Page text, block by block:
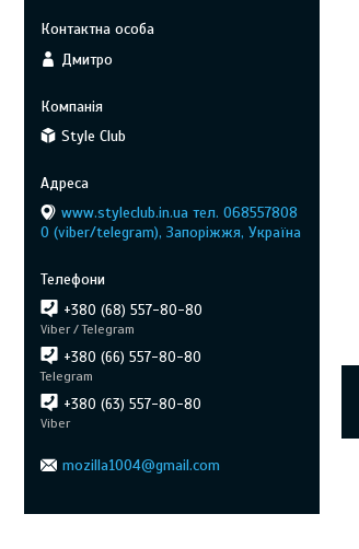
Дмитро
Style Club
www.styleclub.in.ua тел. 068557808
0 (viber/telegram), Запоріжжя, Україна
+380 (68) 557-80-80
Viber / Telegram
+380 (66) 557-80-80
Telegram
+380 (63) 557-80-80
Viber
mozilla1004@gmail.com